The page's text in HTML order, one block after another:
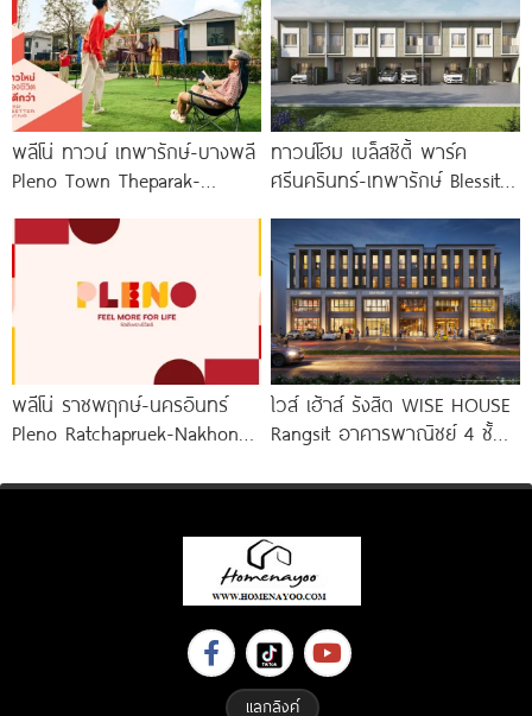
พลีโน่ ทาวน์ เทพารักษ์-บางพลี
Pleno Town Theparak-
ใหม่จาก AP เริ่ม 1.xx
ทาวน์โฮม เบล็สซิตี้ พาร์ค
ศรีนครินทร์-เทพารักษ์ Blessity
พลีโน่ ราชพฤกษ์-นครอินทร์
Pleno Ratchapruek-Nakhon
เมืองนนทบุรี
ไวส์ เฮ้าส์ รังสิต WISE HOUSE
Rangsit อาคารพาณิชย์ 4 ชั้น
แลกลิงค์